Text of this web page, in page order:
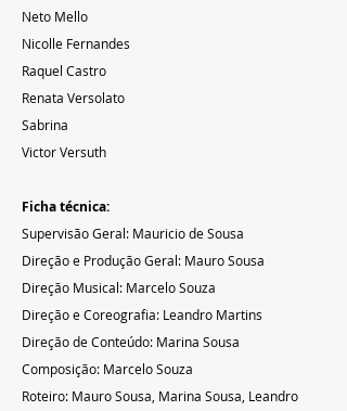
Neto Mello
Nicolle Fernandes
Raquel Castro
Renata Versolato
Sabrina
Victor Versuth
Ficha técnica:
Supervisão Geral: Mauricio de Sousa
Direção e Produção Geral: Mauro Sousa
Direção Musical: Marcelo Souza
Direção e Coreografia: Leandro Martins
Direção de Conteúdo: Marina Sousa
Composição: Marcelo Souza
Roteiro: Mauro Sousa, Marina Sousa, Leandro